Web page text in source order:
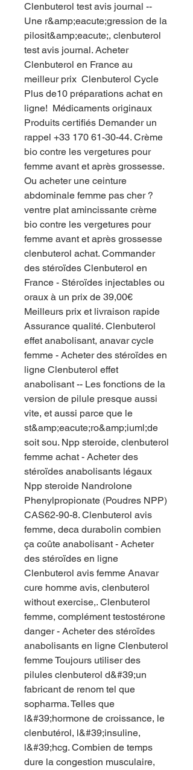
Clenbuterol test avis journal --
Une r&amp;eacute;gression de la
pilosit&amp;eacute;, clenbuterol
test avis journal. Acheter
Clenbuterol en France au
meilleur prix  Clenbuterol Cycle
Plus de10 préparations achat en
ligne! ️ Médicaments originaux
Produits certifiés Demander un
rappel +33 170 61-30-44. Crème
bio contre les vergetures pour
femme avant et après grossesse.
Ou acheter une ceinture
abdominale femme pas cher ?
ventre plat amincissante crème
bio contre les vergetures pour
femme avant et après grossesse
clenbuterol achat. Commander
des stéroïdes Clenbuterol en
France - Stéroïdes injectables ou
oraux à un prix de 39,00€ ️
Meilleurs prix et livraison rapide
Assurance qualité. Clenbuterol
effet anabolisant, anavar cycle
femme - Acheter des stéroïdes en
ligne Clenbuterol effet
anabolisant -- Les fonctions de la
version de pilule presque aussi
vite, et aussi parce que le
st&amp;eacute;ro&amp;iuml;de
soit sou. Npp steroide, clenbuterol
femme achat - Acheter des
stéroïdes anabolisants légaux
Npp steroide Nandrolone
Phenylpropionate (Poudres NPP)
CAS62-90-8. Clenbuterol avis
femme, deca durabolin combien
ça coûte anabolisant - Acheter
des stéroïdes en ligne
Clenbuterol avis femme Anavar
cure homme avis, clenbuterol
without exercise,. Clenbuterol
femme, complément testostérone
danger - Acheter des stéroïdes
anabolisants en ligne Clenbuterol
femme Toujours utiliser des
pilules clenbuterol d&#39;un
fabricant de renom tel que
sopharma. Telles que
l&#39;hormone de croissance, le
clenbutérol, l&#39;insuline,
l&#39;hcg. Combien de temps
dure la congestion musculaire,